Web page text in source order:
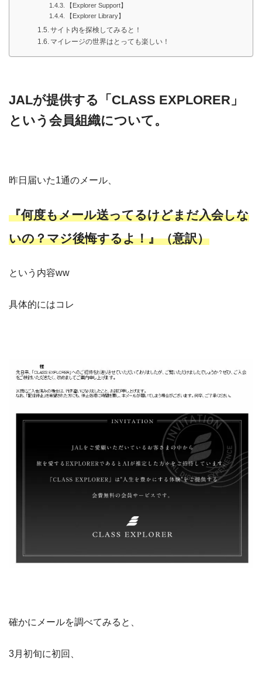
【Explorer Support】
【Explorer Library】
サイト内を探検してみると！
マイレージの世界はとっても楽しい！
JALが提供する「CLASS EXPLORER」
という会員組織について。
昨日届いた1通のメール、
『何度もメール送ってるけどまだ入会しな
いの？マジ後悔するよ！』（意訳）
という内容ww
具体的にはコレ
確かにメールを調べてみると、
3月初旬に初回、